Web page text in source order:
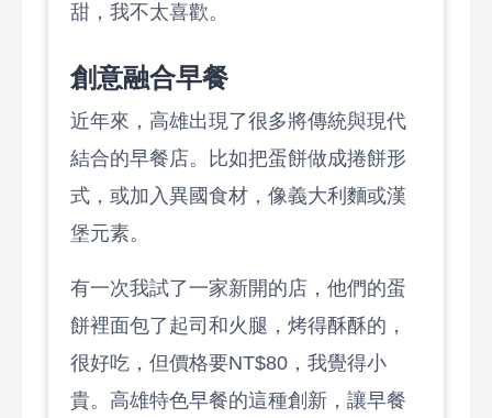
甜，我不太喜歡。
創意融合早餐
近年來，高雄出現了很多將傳統與現代
結合的早餐店。比如把蛋餅做成捲餅形
式，或加入異國食材，像義大利麵或漢
堡元素。
有一次我試了一家新開的店，他們的蛋
餅裡面包了起司和火腿，烤得酥酥的，
很好吃，但價格要NT$80，我覺得小
貴。高雄特色早餐的這種創新，讓早餐